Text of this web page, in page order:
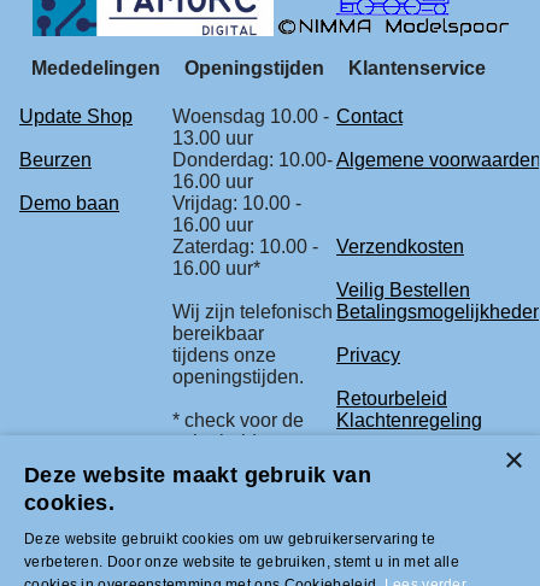
Mededelingen Openingstijden Klantenservice
Update Shop
Woensdag 10.00 -
13.00 uur
Contact
Beurzen
Donderdag: 10.00-
16.00 uur
Algemene voorwaarden
Demo baan
Vrijdag: 10.00 -
16.00 uur
Zaterdag: 10.00 -
16.00 uur*
Verzendkosten
Veilig Bestellen
Wij zijn telefonisch
bereikbaar
tijdens onze
openingstijden.
Privacy
Retourbeleid
* check voor de
zekerheid
Klachtenregeling
onze beurs
agenda.
Tel +31 (0)33-2996333 |
info@modelbouwled.nl | BTW nummer
Deze website maakt gebruik van
cookies.
Deze website gebruikt cookies om uw gebruikerservaring te
verbeteren. Door onze website te gebruiken, stemt u in met alle